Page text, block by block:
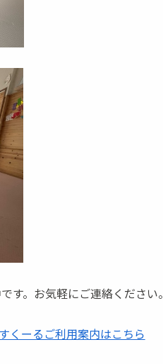
す。お気軽にご連絡ください。
くーるご利用案内はこちら